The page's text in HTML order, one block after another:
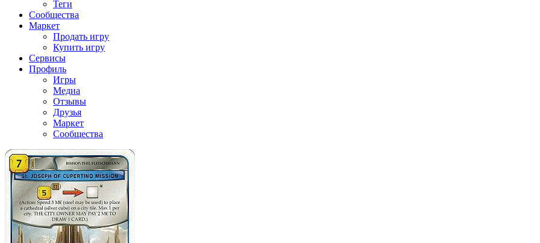
Теги
Сообщества
Маркет
Продать игру
Купить игру
Сервисы
Профиль
Игры
Медиа
Отзывы
Друзья
Маркет
Сообщества